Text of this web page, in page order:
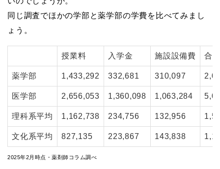
同じ調査でほかの学部と薬学部の学費を比べてみまし
ょう。
授業料 入学金 施設設備費 合
薬学部 1,433,292 332,681 310,097
医学部 2,656,053 1,360,098 1,063,284
理科系平均 1,162,738 234,756 132,956
文化系平均 827,135 223,867 143,838
2025年2月時点・薬剤師コラム調べ